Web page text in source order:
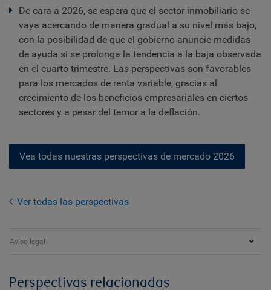
De cara a 2026, se espera que el sector inmobiliario se
vaya acercando de manera gradual a su nivel más bajo,
con la posibilidad de que el gobierno anuncie medidas
de ayuda si se prolonga la tendencia a la baja observada
en el cuarto trimestre. Las perspectivas son favorables
para los mercados de renta variable, gracias al
crecimiento de los beneficios empresariales en ciertos
sectores y a pesar del temor a la deflación.
Vea todas nuestras perspectivas de mercado 2026
Ver todas las perspectivas
Aviso legal
Perspectivas relacionadas